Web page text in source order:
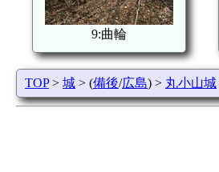
9:曲輪
TOP> 城 > (備後/広島) > 丸小山城